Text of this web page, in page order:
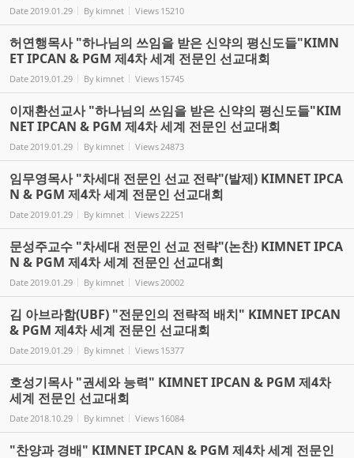
Date 2019.01.29 By kimnet Views 15210
허연행목사 "하나님의 쓰임을 받은 신약의 평신도들"KIMN
ET IPCAN & PGM 제4차 세계 전문인 선교대회
Date 2019.01.29 By kimnet Views 15745
이재환선교사 "하나님의 쓰임을 받은 신약의 평신도들"KIM
NET IPCAN & PGM 제4차 세계 전문인 선교대회
Date 2019.01.29 By kimnet Views 24873
임무영목사 "차세대 전문인 선교 전략"(발제) KIMNET IPCA
N & PGM 제4차 세계 전문인 선교대회
Date 2019.01.29 By kimnet Views 22251
문성주교수 "차세대 전문인 선교 전략"(논찬) KIMNET IPCA
N & PGM 제4차 세계 전문인 선교대회
Date 2019.01.29 By kimnet Views 20002
김 아브라함(UBF) "전문인의 전략적 배치" KIMNET IPCAN
& PGM 제4차 세계 전문인 선교대회
Date 2019.01.29 By kimnet Views 15377
호성기목사 "권세와 능력" KIMNET IPCAN & PGM 제4차
세계 전문인 선교대회
Date 2018.10.29 By kimnet Views 16084
"찬양과 경배" KIMNET IPCAN & PGM 제4차 세계 전문인